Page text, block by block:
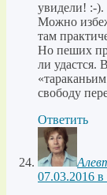
увидели! :-).
Можно
там
Но пеших
ли удастся.
свободу
Ответить
07.03.2016 в